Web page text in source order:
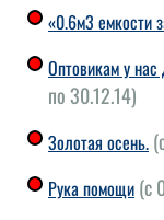
«0.6м3 емкости
Оптовикам у нас
по 30.12.14)
Золотая осень.
Рука помощи (с